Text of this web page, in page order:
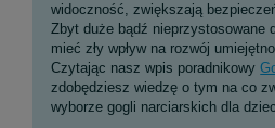
widoczność, zwiększają
Zbyt duże bądź nieprzystosowane
mieć zły wpływ na rozwój
Czytając nasz wpis poradnikowy
zdobędziesz wiedzę o tym na co
wyborze gogli narciarskich dla